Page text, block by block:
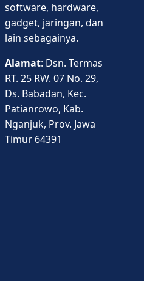
software, hardware,
gadget, jaringan, dan
lain sebagainya.
Alamat: Dsn. Termas
RT. 25 RW. 07 No. 29,
Ds. Babadan, Kec.
Patianrowo, Kab.
Nganjuk, Prov. Jawa
Timur 64391